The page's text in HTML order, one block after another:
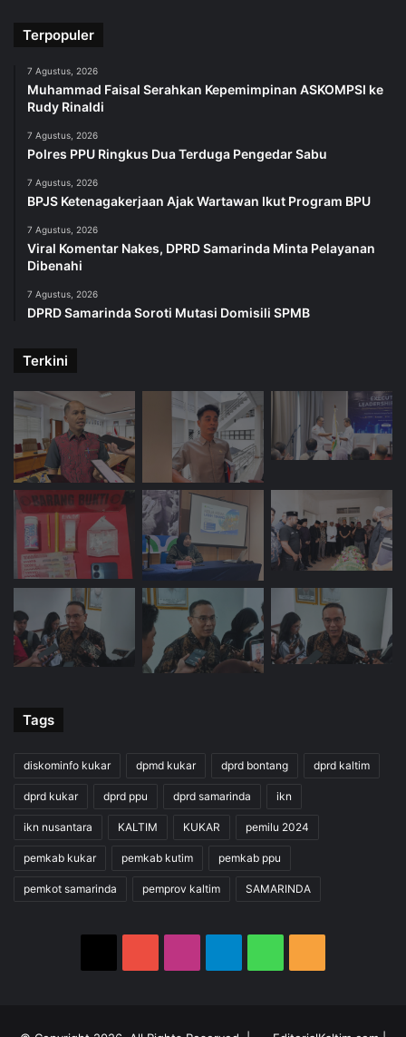
Terpopuler
7 Agustus, 2026
Muhammad Faisal Serahkan Kepemimpinan ASKOMPSI ke
Rudy Rinaldi
7 Agustus, 2026
Polres PPU Ringkus Dua Terduga Pengedar Sabu
7 Agustus, 2026
BPJS Ketenagakerjaan Ajak Wartawan Ikut Program BPU
7 Agustus, 2026
Viral Komentar Nakes, DPRD Samarinda Minta Pelayanan
Dibenahi
7 Agustus, 2026
DPRD Samarinda Soroti Mutasi Domisili SPMB
Terkini
Tags
diskominfo kukar dpmd kukar dprd bontang dprd kaltim
dprd kukar dprd ppu dprd samarinda ikn
ikn nusantara KALTIM KUKAR pemilu 2024
pemkab kukar pemkab kutim pemkab ppu
pemkot samarinda pemprov kaltim SAMARINDA